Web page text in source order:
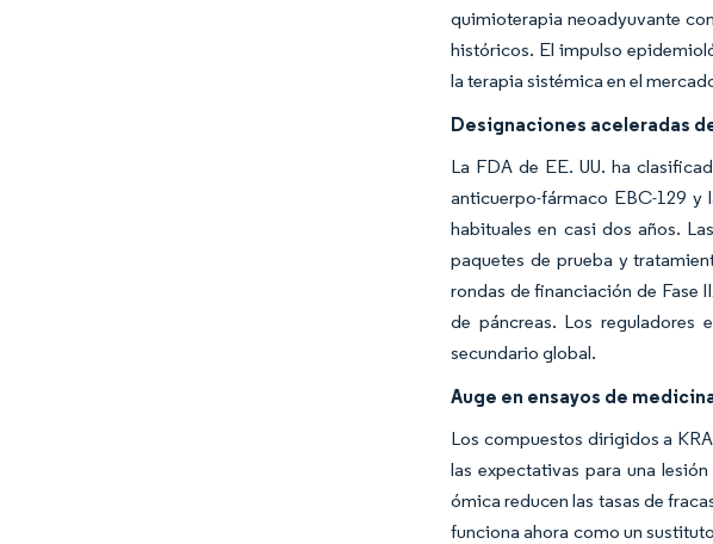
quimioterapia neoadyuvante
históricos. El impulso
la terapia sistémica en el
Designaciones aceleradas
La FDA de EE. UU. ha
anticuerpo-fármaco EBC-129
habituales en casi dos años.
paquetes de prueba y
rondas de financiación de Fase
de páncreas. Los reguladores
secundario global.
Auge en ensayos de
Los compuestos dirigidos a
las expectativas para una
ómica reducen las tasas de
funciona ahora como un